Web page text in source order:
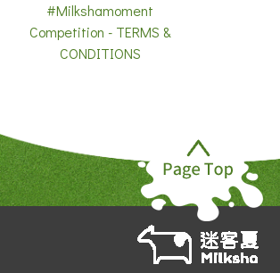
2020#Milkshamoment
Competition - TERMS &
CONDITIONS